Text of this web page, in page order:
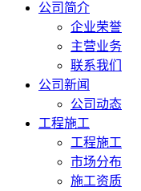
公司简介
企业荣誉
主营业务
联系我们
公司新闻
公司动态
工程施工
工程施工
市场分布
施工资质